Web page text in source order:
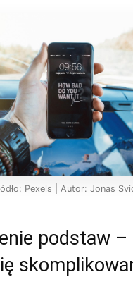
Pexels | Autor: Jonas
podstaw –